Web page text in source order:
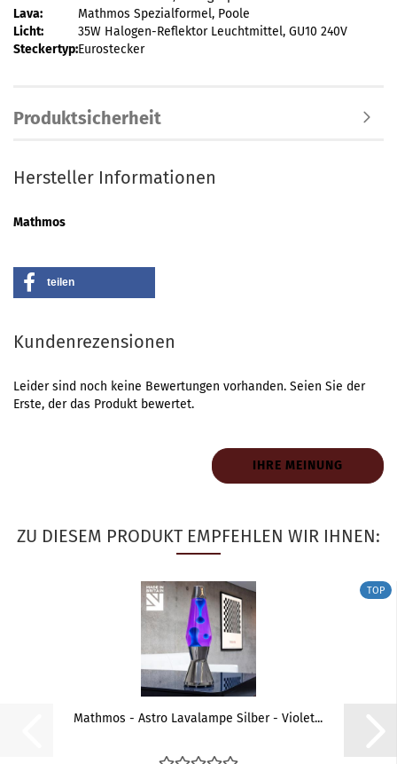
Lava:
Mathmos Spezialformel, Poole
Licht:
35W Halogen-Reflektor Leuchtmittel, GU10 240V
Steckertyp:Eurostecker
Produktsicherheit
Hersteller Informationen
Mathmos
teilen
Kundenrezensionen
Leider sind noch keine Bewertungen vorhanden. Seien Sie der
Erste, der das Produkt bewertet.
IHRE MEINUNG
ZU DIESEM PRODUKT EMPFEHLEN WIR IHNEN:
TOP
Mathmos - Astro Lavalampe Silber - Violet...